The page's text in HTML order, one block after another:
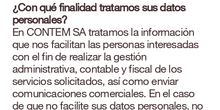
¿Con qué finalidad tratamos sus datos
personales?
En CONTEM SA tratamos la información
que nos facilitan las personas interesadas
con el fin de realizar la gestión
administrativa, contable y fiscal de los
servicios solicitados, así como enviar
comunicaciones comerciales. En el caso
de que no facilite sus datos personales, no